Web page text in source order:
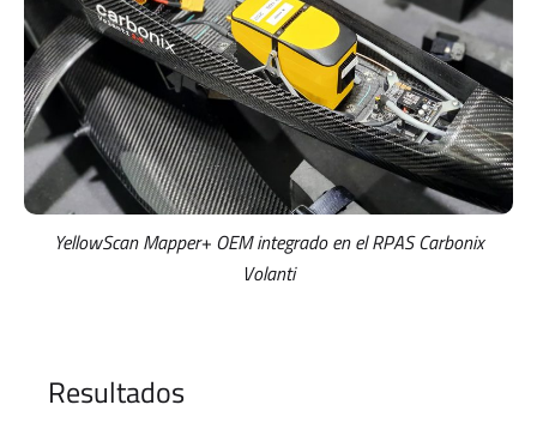
YellowScan Mapper+ OEM integrado en el RPAS Carbonix
Volanti
Resultados